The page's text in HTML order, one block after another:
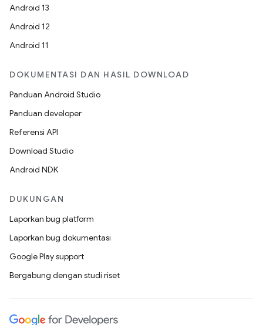
Android 13
Android 12
Android 11
DOKUMENTASI DAN HASIL DOWNLOAD
Panduan Android Studio
Panduan developer
Referensi API
Download Studio
Android NDK
DUKUNGAN
Laporkan bug platform
Laporkan bug dokumentasi
Google Play support
Bergabung dengan studi riset